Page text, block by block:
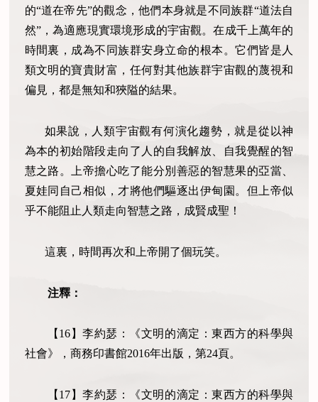
的“道在帝先”的觀念，他們本身就是不同族群“道法自
然”，為適應現實環境形成的宇宙觀。在成千上萬年的
時間裏，成為不同族群安身立命的根本。它們皆是人
類文明的寶貴財富，任何對其他族群宇宙觀的蔑視和
偏見，都是無知和狹隘的結果。
如果說，人類宇宙觀有何演化趨勢，就是從以神
為本的初始階段走向了人的自我解放、自我覺醒的智
慧之路。上帝擔心吃了能分別善惡的智慧果的亞當、
夏娃同自己相似，才將他們驅逐出伊甸園。但上帝似
乎不能阻止人類走向智慧之路，成賢成聖！
這裏，時間再次和上帝開了個玩笑。
注釋：
【 16 】李約瑟：《文明的滴定：東西方的科學與
社會》，商務印書館2016年出版，第24頁。
【 17 】李約瑟：《文明的滴定：東西方的科學與